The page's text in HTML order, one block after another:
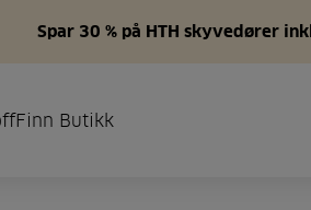
Spar 30 % på HTH skyvedører
Finn Butikk